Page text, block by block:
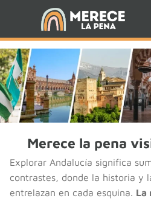
Merece la pena
Explorar Andalucía significa
contrastes, donde la historia y
entrelazan en cada esquina. La